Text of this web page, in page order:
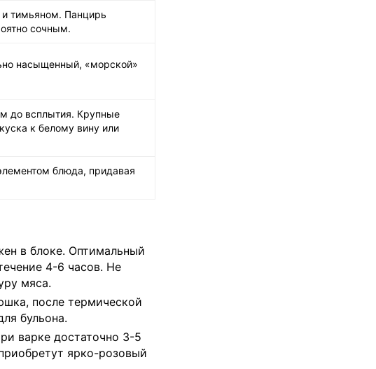
тимьяном. Панцирь
сочным.
насыщенный, «морской»
до всплытия. Крупные
к белому вину или
блюда, придавая
в блоке. Оптимальный
4-6 часов. Не
мяса.
после термической
бульона.
варке достаточно 3-5
ярко-розовый